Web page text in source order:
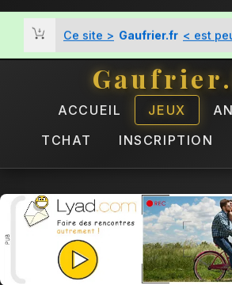
Ce site > Gaufrier.fr < est
ACCUEIL JEUX
TCHAT
INSCRIPTION